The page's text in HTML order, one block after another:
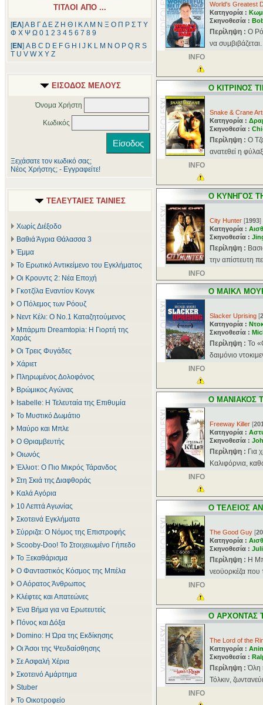
ΤΙΤΛΟΙ ΑΠΟ ...
[ΕΛ] Α Β ΓΔ Ε Ζ Η Θ ΚΛ Μ Ν Ξ Ο Π Ρ Σ Τ Υ
Φ Χ Ψ Ω 0 1 2 3 4 5 6 7 8 9
[ΕΝ] A B C D E F G H J K L M N O P Q R S
T U V W X Y Z
ΕΙΣΟΔΟΣ ΜΕΛΟΥΣ
Όνομα Χρήστη
Κωδικός
Ξεχάσατε τον κωδικό σας;
Νέος Χρήστης; - Εγγραφείτε!
ΤΕΛΕΥΤΑΙΕΣ ΤΑΙΝΙΕΣ
Χωρίς Διέξοδο
Βαθιά Άγρια Θάλασσα 3
Έμμα
Το Ερωτικό Αντικείμενο του Εγκλήματος
Οι Κρουντς 2: Νέα Εποχή
Γκοτζίλα Εναντίον Κονγκ
Ο Πόλεμος των Ρόουζ
Νεντ Κέλι: Ο Νο.1 Καταζητούμενος
Μπάρμπι Dreamtopia: Η Γιορτή της
Χαράς
Οι Τρεις Φυγάδες
Χάριετ
Πληρωμένος Δολοφόνος
Βρώμικος Αγώνας
Isabelle: Η Τελευταία της Επιθυμία
Το Μυστικό Δωμάτιο
Μαύρο και Μπλε
Ο Θριαμβευτής
Οιωνός
Έλλιοτ: Ο Πιο Μικρός Τάρανδος
Στη Σκιά της Διαφθοράς
Καλά Αγόρια
10 Λεπτά Αγωνίας
Σκοτεινά Εγκλήματα
Σύρριζα: Ο Νόμος της Επιστροφής
Scooby-Doo! Το Στοιχειωμένο Γήπεδο
Το Ξεκαθάρισμα
Ο Φανταστικός Κόσμος της Μπέλα
Ο Αόρατος Άνθρωπος
Κλέφτες και Απατεώνες
Ένα Βήμα για να Ερωτευτείς
Πόνος και Δόξα
Domino: Η Ώρα της Εκδίκησης
Οι Άσοι της Ψευδαίσθησης
Σε Ασφαλή Χέρια
Σκοτεινό Αμάρτημα
Stuber
Το Οικοτροφείο
World's Greatest
Κατηγορία :
Σκηνοθεσία :
Περίληψη : O
να
INFO
O KΙΤΡΙΝΟΣ
Snake & Crane
Κατηγορία :
Σκηνοθεσία :
Περίληψη : O
ανατεθεί η
INFO
O KΥΝΗΓΟΣ
City Hunter [1993]
Κατηγορία :
Σκηνοθεσία :
Περίληψη :
την απίστευτη
INFO
O MΑΙΚΛ
Slacker Uprising [
Κατηγορία :
Σκηνοθεσία :
Περίληψη : To
δαιμόνιο
INFO
O
Freeway Killer [
Κατηγορία :
Σκηνοθεσία :
Περίληψη : Για
Καλιφόρνια,
INFO
O TΕΛΕΙΟΣ
The Good Guy [
Κατηγορία :
Σκηνοθεσία :
Περίληψη : H
νεοϋορκέζα που
INFO
O ΑΡΧΟΝΤΑΣ
The Lord of the
Κατηγορία :
Σκηνοθεσία :
Περίληψη :Όλη
Τόλκιν,
INFO